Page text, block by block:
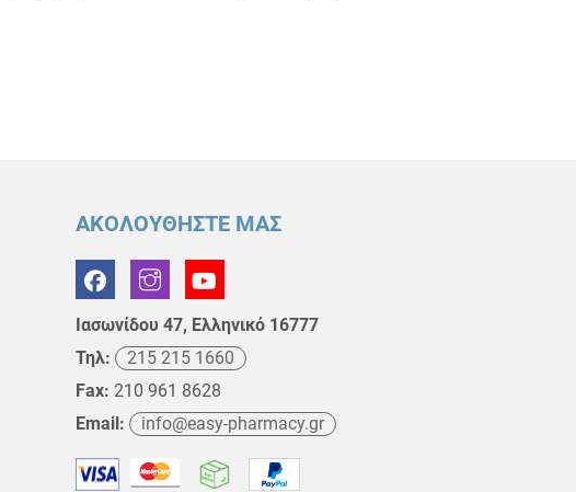
ΑΚΟΛΟΥΘΗΣΤΕ ΜΑΣ
Ιασωνίδου 47, Ελληνικό 16777
Τηλ:
215 215 1660
Fax: 210 961 8628
Email:
info@easy-pharmacy.gr